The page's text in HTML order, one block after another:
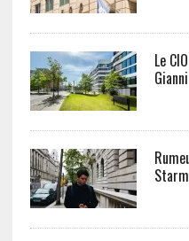
Le